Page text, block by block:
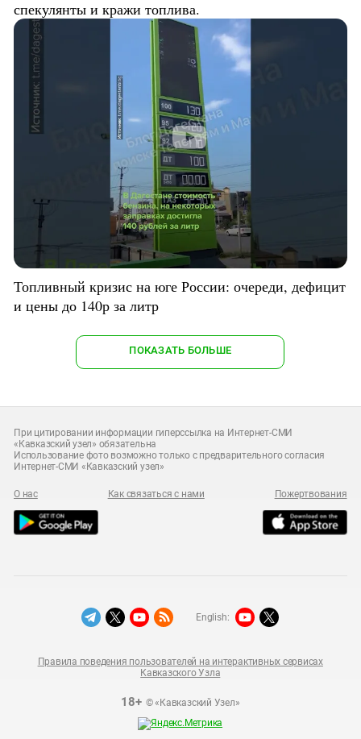
спекулянты и кражи топлива.
Топливный кризис на юге России: очереди, дефицит
и цены до 140р за литр
ПОКАЗАТЬ БОЛЬШЕ
При цитировании информации гиперссылка на Интернет-СМИ
«Кавказский узел» обязательна
Использование фото возможно только с предварительного согласия
Интернет-СМИ «Кавказский узел»
О нас Как связаться с нами Пожертвования
18+© «Кавказский Узел»
Правила поведения пользователей на интерактивных сервисах
Кавказского Узла
English: